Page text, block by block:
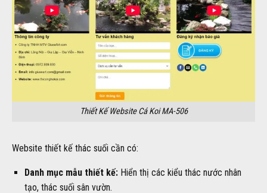
Thiết Kế Website Cá Koi MA-506
Website thiết kế thác suối cần có:
Danh mục mẫu thiết kế:Hiển thị các kiểu thác nước nhân
tạo, thác suối sân vườn.